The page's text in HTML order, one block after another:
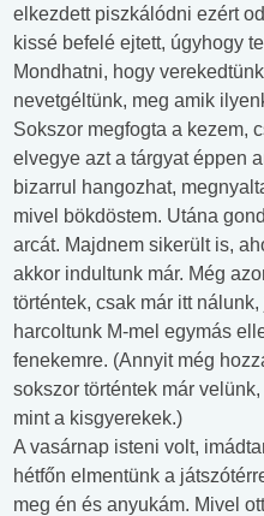
elkezdett piszkálódni ezért
kissé befelé ejtett, úgyhogy
Mondhatni, hogy
nevetgéltünk, meg amik
Sokszor megfogta a kezem,
elvegye azt a tárgyat éppen
bizarrul hangozhat,
mivel bökdöstem. Utána
arcát. Majdnem sikerült is,
akkor indultunk már. Még
történtek, csak már itt
harcoltunk M-mel egymás
fenekemre. (Annyit még
sokszor történtek már
mint a kisgyerekek.)
A vasárnap isteni volt,
hétfőn elmentünk a
meg én és anyukám. Mivel